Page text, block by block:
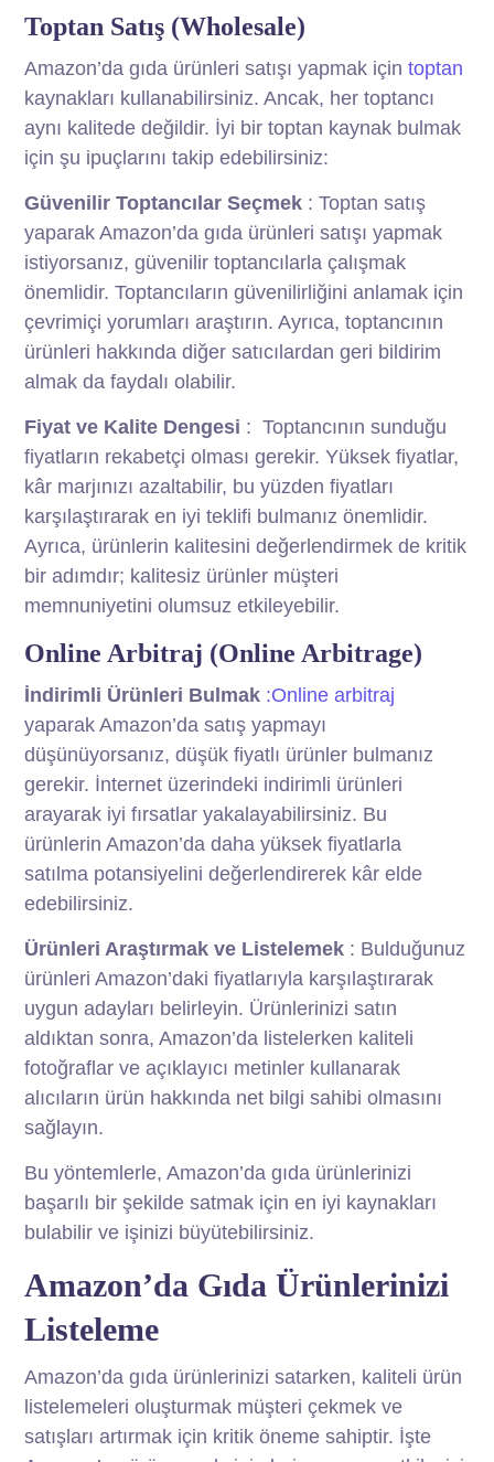
Toptan Satış (Wholesale)
Amazon’da gıda ürünleri satışı yapmak içintoptan
kaynakları kullanabilirsiniz. Ancak, her toptancı
aynı kalitede değildir. İyi bir toptan kaynak bulmak
için şu ipuçlarını takip edebilirsiniz:
Güvenilir Toptancılar Seçmek : Toptan satış
yaparak Amazon’da gıda ürünleri satışı yapmak
istiyorsanız, güvenilir toptancılarla çalışmak
önemlidir. Toptancıların güvenilirliğini anlamak için
çevrimiçi yorumları araştırın. Ayrıca, toptancının
ürünleri hakkında diğer satıcılardan geri bildirim
almak da faydalı olabilir.
Fiyat ve Kalite Dengesi : Toptancının sunduğu
fiyatların rekabetçi olması gerekir. Yüksek fiyatlar,
kâr marjınızı azaltabilir, bu yüzden fiyatları
karşılaştırarak en iyi teklifi bulmanız önemlidir.
Ayrıca, ürünlerin kalitesini değerlendirmek de kritik
bir adımdır; kalitesiz ürünler müşteri
memnuniyetini olumsuz etkileyebilir.
Online Arbitraj (Online Arbitrage)
İndirimli Ürünleri Bulmak :Online arbitraj
yaparak Amazon’da satış yapmayı
düşünüyorsanız, düşük fiyatlı ürünler bulmanız
gerekir. İnternet üzerindeki indirimli ürünleri
arayarak iyi fırsatlar yakalayabilirsiniz. Bu
ürünlerin Amazon’da daha yüksek fiyatlarla
satılma potansiyelini değerlendirerek kâr elde
edebilirsiniz.
Ürünleri Araştırmak ve Listelemek : Bulduğunuz
ürünleri Amazon’daki fiyatlarıyla karşılaştırarak
uygun adayları belirleyin. Ürünlerinizi satın
aldıktan sonra, Amazon’da listelerken kaliteli
fotoğraflar ve açıklayıcı metinler kullanarak
alıcıların ürün hakkında net bilgi sahibi olmasını
sağlayın.
Bu yöntemlerle, Amazon’da gıda ürünlerinizi
başarılı bir şekilde satmak için en iyi kaynakları
bulabilir ve işinizi büyütebilirsiniz.
Amazon’da Gıda Ürünlerinizi
Listeleme
Amazon’da gıda ürünlerinizi satarken, kaliteli ürün
listelemeleri oluşturmak müşteri çekmek ve
satışları artırmak için kritik öneme sahiptir. İşte